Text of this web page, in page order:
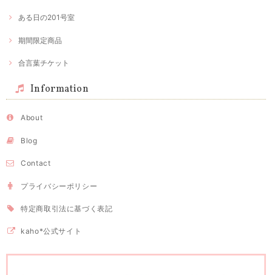
ある日の201号室
期間限定商品
合言葉チケット
Information
About
Blog
Contact
プライバシーポリシー
特定商取引法に基づく表記
kaho*公式サイト